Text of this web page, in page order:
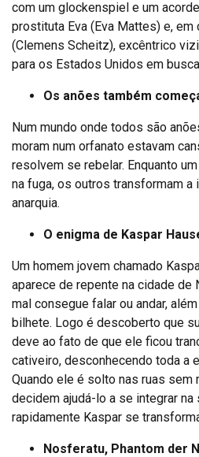
com um glockenspiel e um
prostituta Eva (Eva Mattes) e, em
(Clemens Scheitz), excêntrico
para os Estados Unidos em
Os anões também
Num mundo onde todos são
moram num orfanato estavam
resolvem se rebelar. Enquanto
na fuga, os outros transformam
anarquia.
O enigma de Kaspar
Um homem jovem chamado
aparece de repente na cidade de
mal consegue falar ou andar,
bilhete. Logo é descoberto que
deve ao fato de que ele ficou
cativeiro, desconhecendo toda a
Quando ele é solto nas ruas
decidem ajudá-lo a se integrar na
rapidamente Kaspar se
Nosferatu, Phantom der